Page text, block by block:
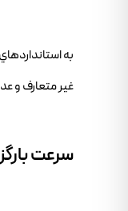
به استانداردهاي
غير متعارف و
سرعت